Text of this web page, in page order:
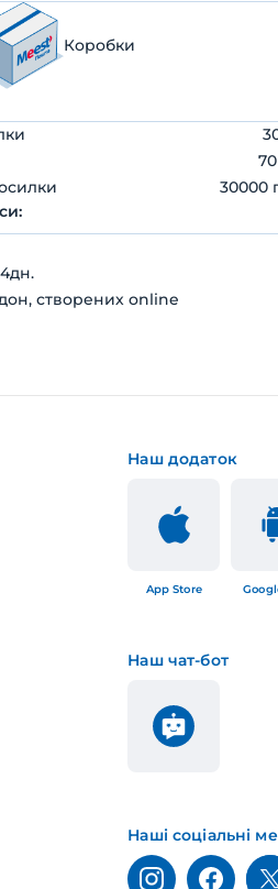
Коробки
30000
створених online
Наш додаток
App Store
Наш чат-бот
Наші соціальні